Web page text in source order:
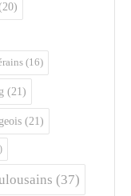
(16)
(21)
(21)
(37)